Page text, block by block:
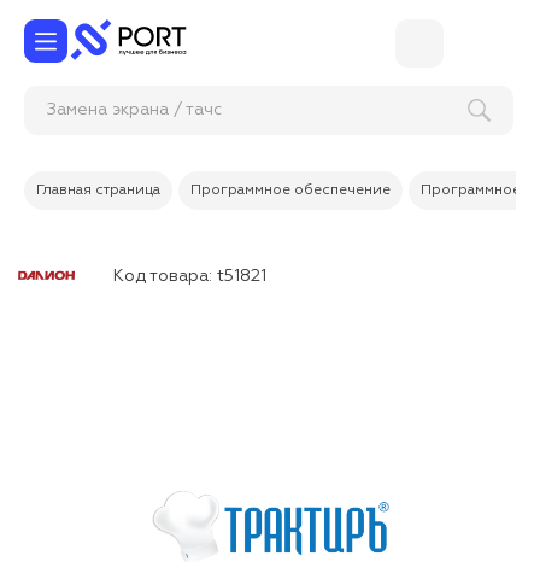
Замена экран
Главная страница Программное обеспечение Программное
Код товара: t51821